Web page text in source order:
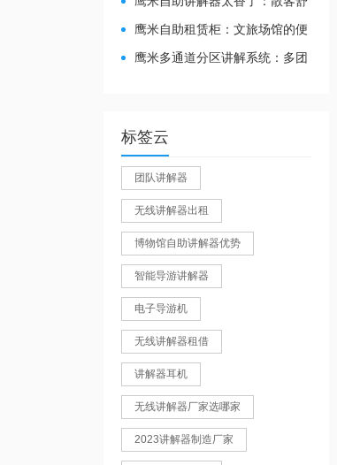
心，我们运营也减负
鹰米自助租赁柜：文旅场馆的便
民与减负神器
鹰米多通道分区讲解系统：多团
标签云
团队讲解器
无线讲解器出租
博物馆自助讲解器优势
智能导游讲解器
电子导游机
无线讲解器租借
讲解器耳机
无线讲解器厂家选哪家
2023讲解器制造厂家